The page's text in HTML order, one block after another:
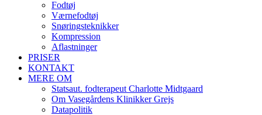
Fodtøj
Værnefodtøj
Snøringsteknikker
Kompression
Aflastninger
PRISER
KONTAKT
MERE OM
Statsaut. fodterapeut Charlotte Midtgaard
Om Vasegårdens Klinikker Grejs
Datapolitik